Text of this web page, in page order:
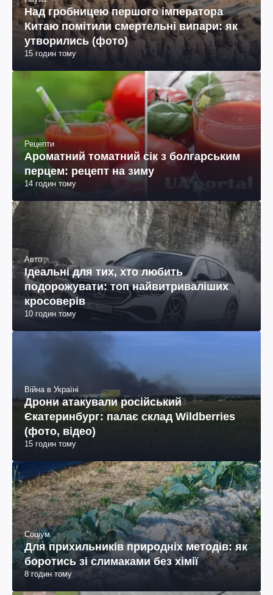
Над гробницею першого імператора
Китаю помітили смертельні випари: як
утворились (фото)
15 годин тому
Рецепти
Ароматний томатний сік з болгарським
перцем: рецепт на зиму
14 годин тому
Авто
Ідеальні для тих, хто любить
подорожувати: топ найвитриваліших
кросоверів
10 годин тому
Війна в Україні
Дрони атакували російський
Єкатеринбург: палає склад Wildberries
(фото, відео)
15 годин тому
Соціум
Для прихильників природніх методів: як
боротись зі слимаками без хімії
8 годин тому